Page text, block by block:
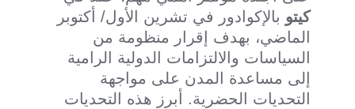
كيتو بالإكوادور في تشرين الأول/ أكتوبر
الماضي، بهدف إقرار منظومة من
السياسات والالتزامات الدولية الرامية
إلى مساعدة المدن على مواجهة
التحديات الحضرية. أبرز هذه التحديات